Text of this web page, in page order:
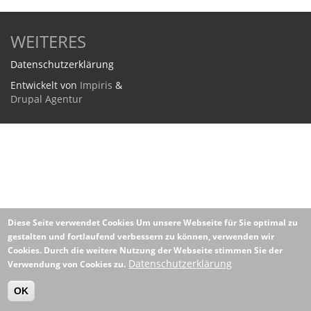
WEITERES
Datenschutzerklärung
Entwickelt von Impiris &
Drupal Agentur
Diese Seite verwendet Cookies Um unsere Webseite für Sie optimal zu
gestalten und fortlaufend verbessern zu können, verwenden wir
Cookies. Durch die weitere Nutzung der Webseite stimmen Sie der
Verwendung von Cookies zu. Datenschutzerklärung
OK